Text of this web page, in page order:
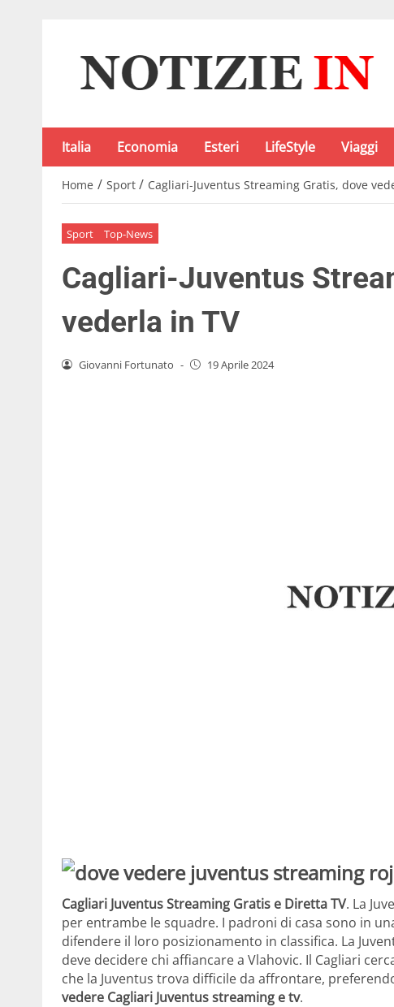
Italia Economia Esteri LifeStyle Viaggi
Home / Sport / Cagliari-Juventus Streaming Gratis, dove
Sport Top-News
Cagliari-Juventus
vederla in TV
Giovanni Fortunato - 19 Aprile 2024
Cagliari Juventus Streaming Gratis e Diretta TV. La
per entrambe le squadre. I padroni di casa sono in
difendere il loro posizionamento in classifica. La
deve decidere chi affiancare a Vlahovic. Il Cagliari
che la Juventus trova difficile da affrontare,
vedere Cagliari Juventus streaming e tv.